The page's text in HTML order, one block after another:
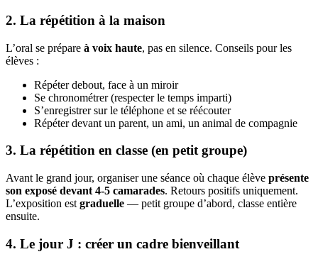
2. La répétition à la maison
L’oral se prépare à voix haute, pas en silence. Conseils pour les
élèves :
Répéter debout, face à un miroir
Se chronométrer (respecter le temps imparti)
S’enregistrer sur le téléphone et se réécouter
Répéter devant un parent, un ami, un animal de compagnie
3. La répétition en classe (en petit groupe)
Avant le grand jour, organiser une séance où chaque élève présente
son exposé devant 4-5 camarades. Retours positifs uniquement.
L’exposition est graduelle — petit groupe d’abord, classe entière
ensuite.
4. Le jour J : créer un cadre bienveillant